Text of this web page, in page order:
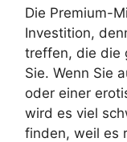
Die Premium-
Investition,
treffen, die die
Sie. Wenn Sie
oder einer
wird es viel
finden, weil es